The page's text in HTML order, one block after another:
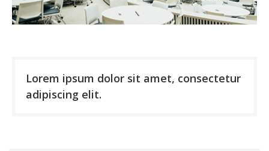
Lorem ipsum dolor sit amet, consectetur
adipiscing elit.